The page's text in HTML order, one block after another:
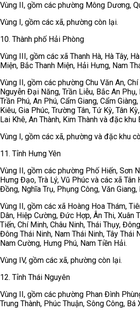
Vùng II, gồm các phường Mông Dương,
Vùng I, gồm các xã, phường còn lại.
10. Thành phố Hải Phòng
Vùng III, gồm các xã Thanh Hà, Hà Tây,
Miện, Bắc Thanh Miện, Hải Hưng, Nam
Vùng II, gồm các phường Chu Văn An,
Nguyễn Đại Năng, Trần Liễu, Bắc An
Trần Phú, An Phú, Cẩm Giang, Cẩm
Kiêu, Gia Phúc, Trường Tân, Tứ Kỳ, Tân
Lai Khê, An Thành, Kim Thành và đặc khu
Vùng I, gồm các xã, phường và đặc khu
11. Tỉnh Hưng Yên
Vùng II, gồm các phường Phố Hiến, Sơn
Hưng Đạo, Trà Lý, Vũ Phúc và các xã
Đồng, Nghĩa Trụ, Phụng Công, Văn Giang,
Vùng II, gồm các xã Hoàng Hoa Thám,
Dân, Hiệp Cường, Đức Hợp, Ân Thi, Xuân
Tiến, Chí Minh, Châu Ninh, Thái Thụy,
Đông Thái Ninh, Nam Thái Ninh, Tây Thái
Nam Cường, Hưng Phú, Nam Tiền Hải.
Vùng IV, gồm các xã, phường còn lại.
12. Tỉnh Thái Nguyên
Vùng II, gồm các phường Phan Đình
Trung Thành, Phúc Thuận, Sông Công,